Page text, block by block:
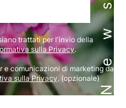
trattati per l'invio della
sulla Privacy.
e comunicazioni di marketing da
sulla Privacy. (opzionale)